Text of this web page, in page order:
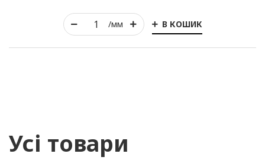
/мм В КОШИК
Усі товари